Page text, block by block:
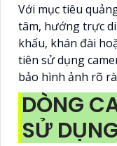
Với mục tiêu
tâm, hướng trực
khấu, khán đài
tiên sử dụng
bảo hình ảnh rõ
DÒNG
SỬ